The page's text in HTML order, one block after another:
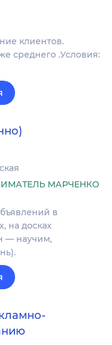
клиентов.
среднего .Условия:
МАРЧЕНКО
в
на досках
— научим,